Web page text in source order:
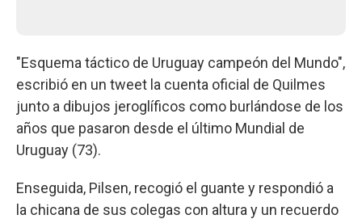
"Esquema táctico de Uruguay campeón del Mundo",
escribió en un tweet la cuenta oficial de Quilmes
junto a dibujos jeroglíficos como burlándose de los
años que pasaron desde el último Mundial de
Uruguay (73).
Enseguida, Pilsen, recogió el guante y respondió a
la chicana de sus colegas con altura y un recuerdo